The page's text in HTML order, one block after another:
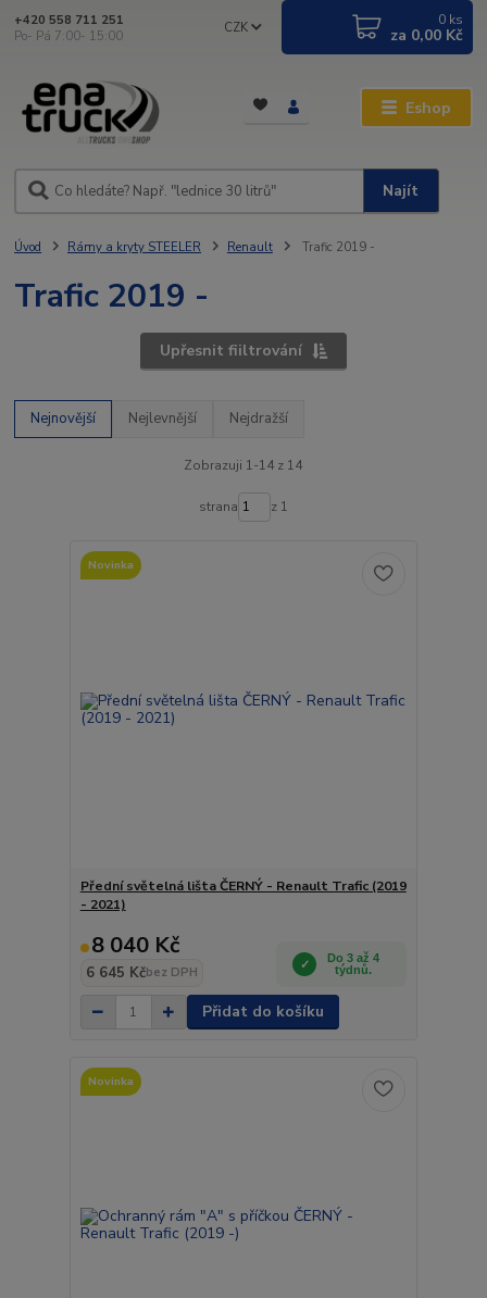
Eshop
CZK
Najít
+420 558 711 251
Po- Pá 7:00- 15:00
0 ks
za 0,00 Kč
Úvod Rámy a kryty STEELER Renault Trafic 2019 -
Trafic 2019 -
Upřesnit fiiltrování
Nejnovější Nejlevnější Nejdražší
Zobrazuji 1-14 z 14
strana z 1
Novinka
Přední světelná lišta ČERNÝ - Renault Trafic (2019
- 2021)
8 040 Kč
6 645 Kčbez DPH
Do 3 až 4
týdnů.
Přidat do košíku
Novinka